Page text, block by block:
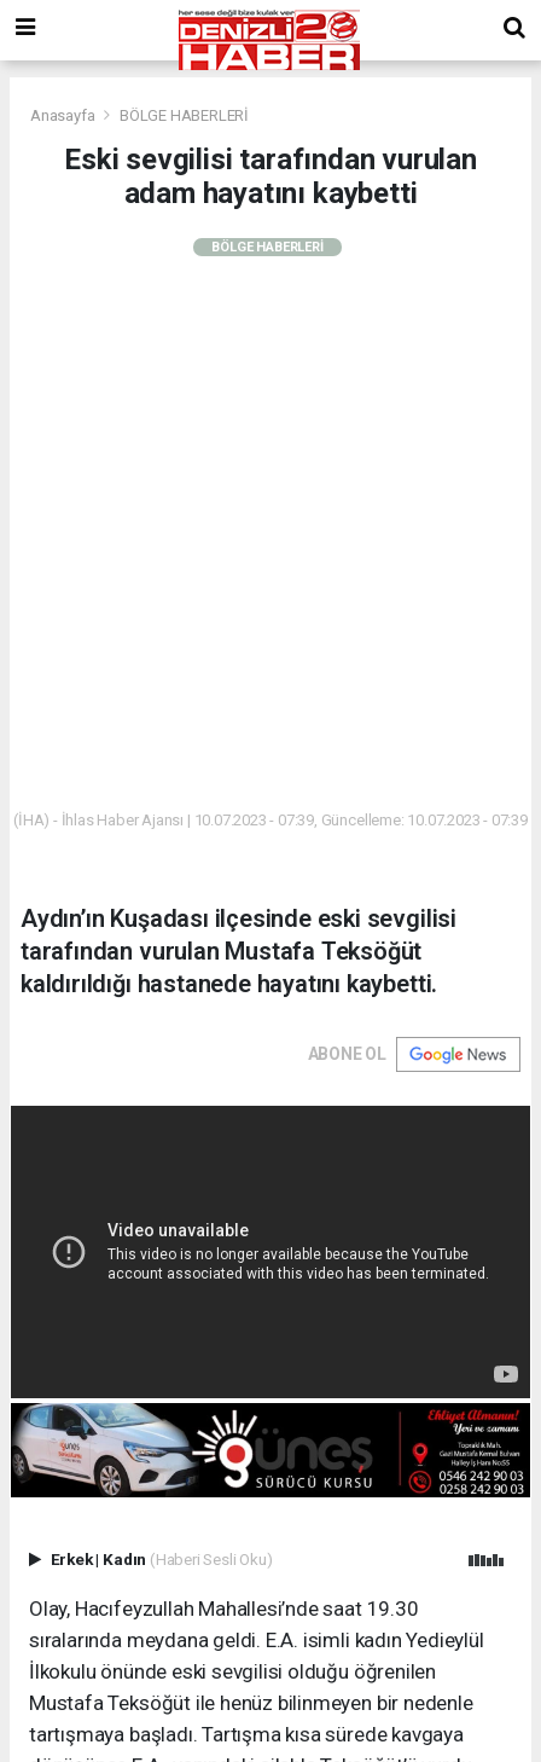
Anasayfa BÖLGE HABERLERİ
Eski sevgilisi tarafından vurulan
adam hayatını kaybetti
BÖLGE HABERLERİ
(İHA) - İhlas Haber Ajansı | 10.07.2023 - 07:39, Güncelleme: 10.07.2023 - 07:39
Aydın’ın Kuşadası ilçesinde eski sevgilisi
tarafından vurulan Mustafa Teksöğüt
kaldırıldığı hastanede hayatını kaybetti.
ABONE OL
Erkek| Kadın (Haberi Sesli Oku)
Olay, Hacıfeyzullah Mahallesi’nde saat 19.30
sıralarında meydana geldi. E.A. isimli kadın Yedieylül
İlkokulu önünde eski sevgilisi olduğu öğrenilen
Mustafa Teksöğüt ile henüz bilinmeyen bir nedenle
tartışmaya başladı. Tartışma kısa sürede kavgaya